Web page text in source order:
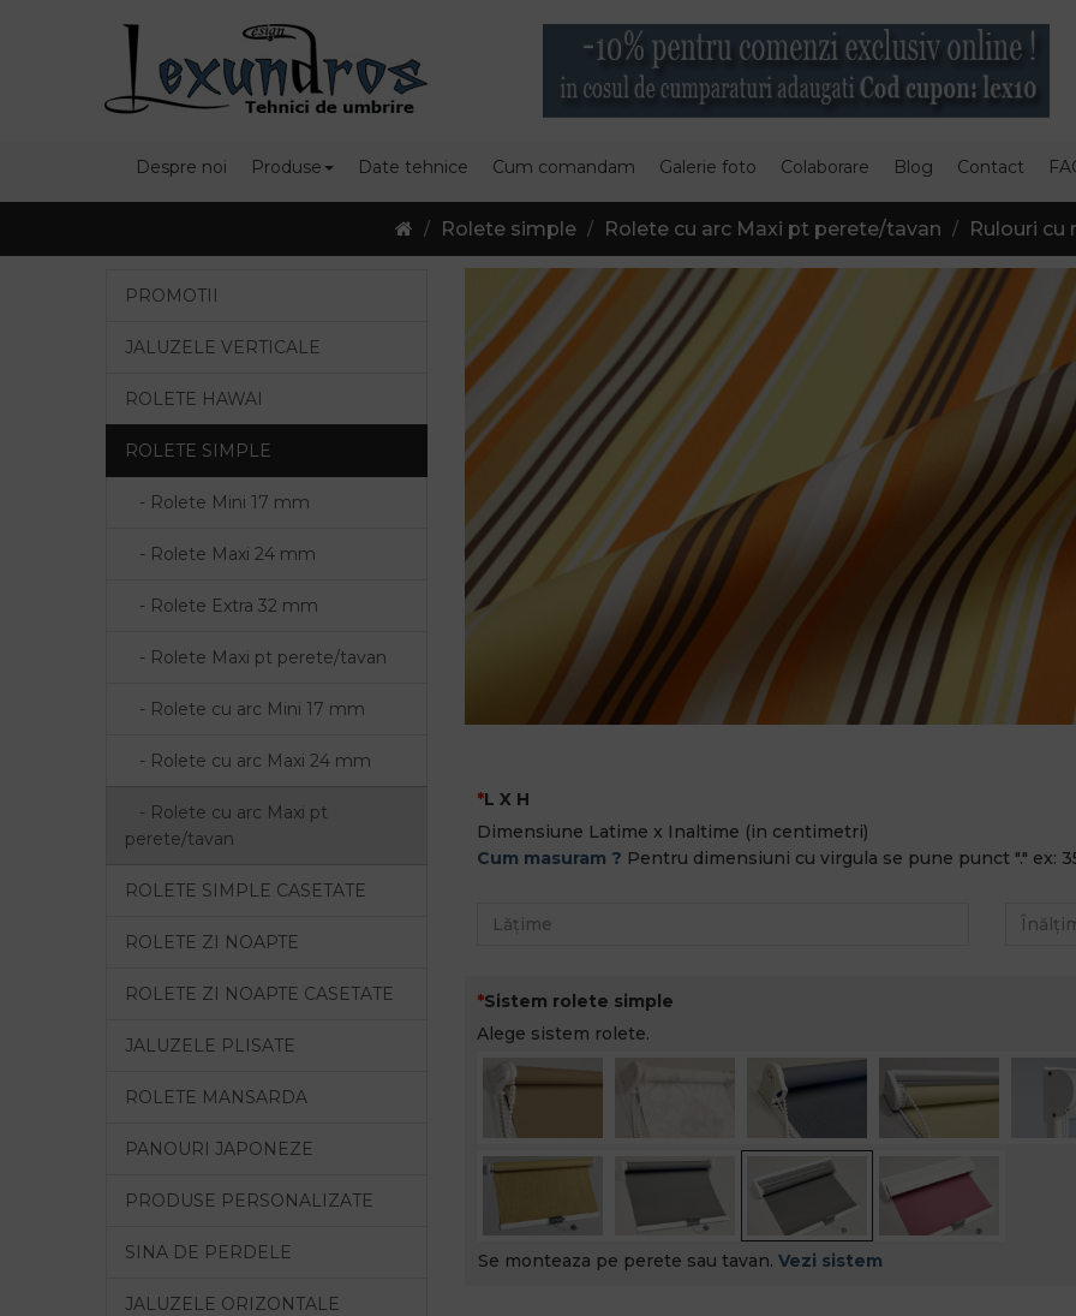
Despre noi Produse Date tehnice Cum comandam Galerie foto Colaborare Blog Contact
Rolete simple Rolete cu arc Maxi pt perete/tavan Rulouri cu
PROMOTII
JALUZELE VERTICALE
ROLETE HAWAI
ROLETE SIMPLE
- Rolete Mini 17 mm
- Rolete Maxi 24 mm
- Rolete Extra 32 mm
- Rolete Maxi pt perete/tavan
- Rolete cu arc Mini 17 mm
- Rolete cu arc Maxi 24 mm
- Rolete cu arc Maxi pt
perete/tavan
ROLETE SIMPLE CASETATE
ROLETE ZI NOAPTE
ROLETE ZI NOAPTE CASETATE
JALUZELE PLISATE
ROLETE MANSARDA
PANOURI JAPONEZE
PRODUSE PERSONALIZATE
SINA DE PERDELE
JALUZELE ORIZONTALE
L X H
Dimensiune Latime x Inaltime (in centimetri)
Cum masuram ? Pentru dimensiuni cu virgula se pune punct "." ex:
Sistem rolete simple
Alege sistem rolete.
Se monteaza pe perete sau tavan. Vezi sistem